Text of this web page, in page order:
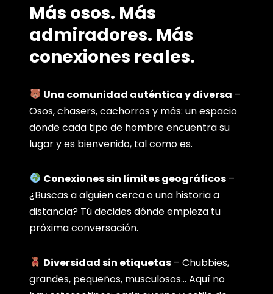
Más osos. Más
admiradores. Más
conexiones reales.
Una comunidad auténtica y diversa –
Osos, chasers, cachorros y más: un espacio
donde cada tipo de hombre encuentra su
lugar y es bienvenido, tal como es.
Conexiones sin límites geográficos–
¿Buscas a alguien cerca o una historia a
distancia? Tú decides dónde empieza tu
próxima conversación.
Diversidad sin etiquetas– Chubbies,
grandes, pequeños, musculosos… Aquí no